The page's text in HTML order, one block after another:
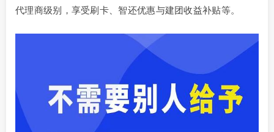
代理商级别，享受刷卡、智还优惠与建团收益补贴等。